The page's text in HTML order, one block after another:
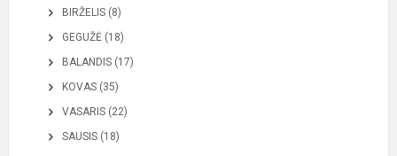
BIRŽELIS (8)
GEGUŽĖ (18)
BALANDIS (17)
KOVAS (35)
VASARIS (22)
SAUSIS (18)